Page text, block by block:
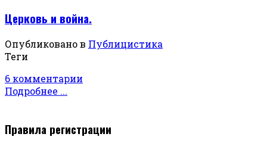
Церковь и война.
Опубликовано в Публицистика
Теги
6 комментарии
Подробнее ...
Правила регистрации